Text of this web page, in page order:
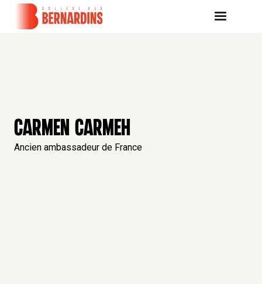
CARMEN CARMEH
Ancien ambassadeur de France